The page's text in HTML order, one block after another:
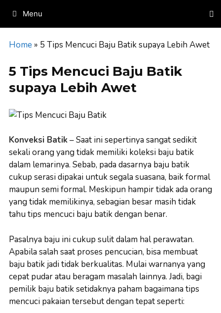
content
Menu
Home » 5 Tips Mencuci Baju Batik supaya Lebih Awet
5 Tips Mencuci Baju Batik
supaya Lebih Awet
Konveksi Batik– Saat ini sepertinya sangat sedikit
sekali orang yang tidak memiliki koleksi baju batik
dalam lemarinya. Sebab, pada dasarnya baju batik
cukup serasi dipakai untuk segala suasana, baik formal
maupun semi formal. Meskipun hampir tidak ada orang
yang tidak memilikinya, sebagian besar masih tidak
tahu tips mencuci baju batik dengan benar.
Pasalnya baju ini cukup sulit dalam hal perawatan.
Apabila salah saat proses pencucian, bisa membuat
baju batik jadi tidak berkualitas. Mulai warnanya yang
cepat pudar atau beragam masalah lainnya. Jadi, bagi
pemilik baju batik setidaknya paham bagaimana tips
mencuci pakaian tersebut dengan tepat seperti: